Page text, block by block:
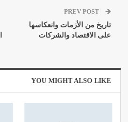
تاريخ من الأزمات وانعكاسها
على الاقتصاد والشركات
YOU MIGHT ALSO LIKE